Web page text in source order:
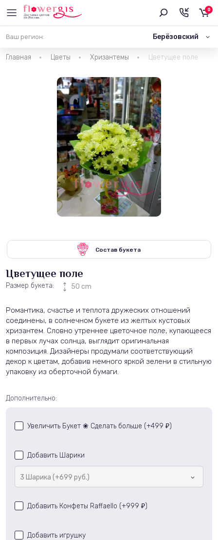
Ваш регион: Берёзовский
0
Главная Цветы Хризантемы Цветущее поле
Состав букета
Цветущее поле
Размер букета: 50 cm
Романтика, счастье и теплота дружеских отношений
соединены, в солнечном букете из желтых кустовых
хризантем. Словно утреннее цветочное поле, купающееся
в первых лучах солнца, выглядит оригинальная
композиция. Дизайнеры продумали соответствующий
декор к цветам, добавив немного яркой зелени в стильную
упаковку из оберточной бумаги.
Дополнительно:
Увеличить Букет ❀ Сделать больше (+499 ₽ )
Добавить Шарики
3 Шарика (+699 руб.)
Добавить Конфеты Raffaello (+999 ₽ )
Добавить игрушку